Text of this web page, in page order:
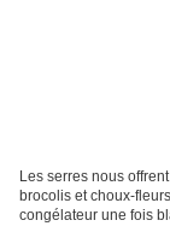
Les serres nous
brocolis et choux-
congélateur une fois